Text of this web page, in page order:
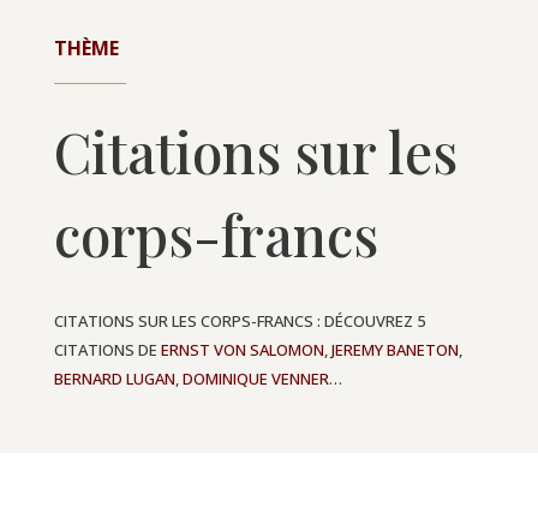
THÈME
Citations sur les
corps-francs
CITATIONS SUR LES CORPS-FRANCS : DÉCOUVREZ 5
CITATIONS DE ERNST VON SALOMON,JEREMY BANETON,
BERNARD LUGAN,DOMINIQUE VENNER…